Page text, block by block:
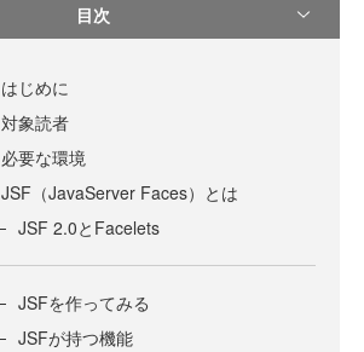
目次
はじめに
対象読者
必要な環境
JSF（JavaServer Faces）とは
JSF 2.0とFacelets
JSFを作ってみる
JSFが持つ機能